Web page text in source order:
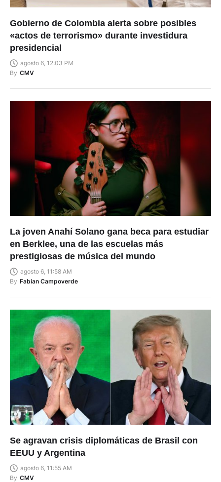
Gobierno de Colombia alerta sobre posibles
«actos de terrorismo» durante investidura
presidencial
agosto 6, 12:03 PM
By CMV
La joven Anahí Solano gana beca para estudiar
en Berklee, una de las escuelas más
prestigiosas de música del mundo
agosto 6, 11:58 AM
By Fabian Campoverde
Se agravan crisis diplomáticas de Brasil con
EEUU y Argentina
agosto 6, 11:55 AM
By CMV